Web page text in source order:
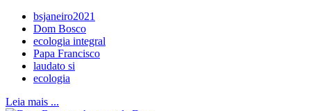
bsjaneiro2021
Dom Bosco
ecologia integral
Papa Francisco
laudato si
ecologia
Leia mais ...